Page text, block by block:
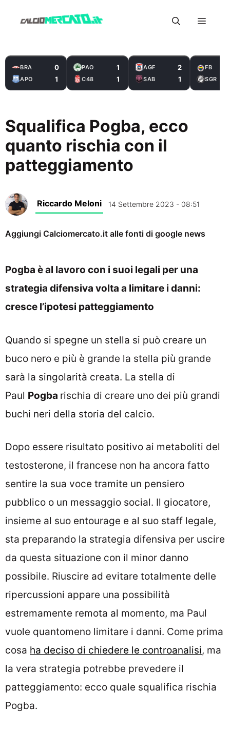
Menu
BRA 0
APO 1
PAO 1
C48 1
AGF 2
SAB 1
FB
SGR
Squalifica Pogba, ecco
quanto rischia con il
patteggiamento
Riccardo Meloni 14 Settembre 2023 - 08:51
Aggiungi Calciomercato.it alle fonti di google news
Pogba è al lavoro con i suoi legali per una
strategia difensiva volta a limitare i danni:
cresce l’ipotesi patteggiamento
Quando si spegne un stella si può creare un
buco nero e più è grande la stella più grande
sarà la singolarità creata. La stella di
Paul Pogba rischia di creare uno dei più grandi
buchi neri della storia del calcio.
Dopo essere risultato positivo ai metaboliti del
testosterone, il francese non ha ancora fatto
sentire la sua voce tramite un pensiero
pubblico o un messaggio social. Il giocatore,
insieme al suo entourage e al suo staff legale,
sta preparando la strategia difensiva per uscire
da questa situazione con il minor danno
possibile. Riuscire ad evitare totalmente delle
ripercussioni appare una possibilità
estremamente remota al momento, ma Paul
vuole quantomeno limitare i danni. Come prima
cosa ha deciso di chiedere le controanalisi, ma
la vera strategia potrebbe prevedere il
patteggiamento: ecco quale squalifica rischia
Pogba.